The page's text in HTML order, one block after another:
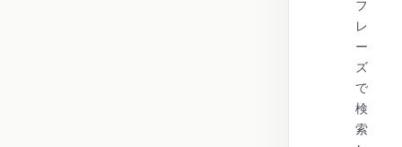
フ
レ
ー
ズ
で
検
索